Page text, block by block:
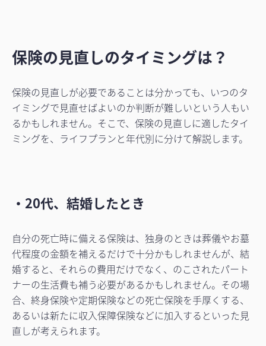
保険の見直しのタイミングは？
保険の見直しが必要であることは分かっても、いつのタ
イミングで見直せばよいのか判断が難しいという人もい
るかもしれません。そこで、保険の見直しに適したタイ
ミングを、ライフプランと年代別に分けて解説します。
・20代、結婚したとき
自分の死亡時に備える保険は、独身のときは葬儀やお墓
代程度の金額を補えるだけで十分かもしれませんが、結
婚すると、それらの費用だけでなく、のこされたパート
ナーの生活費も補う必要があるかもしれません。その場
合、終身保険や定期保険などの死亡保険を手厚くする、
あるいは新たに収入保障保険などに加入するといった見
直しが考えられます。